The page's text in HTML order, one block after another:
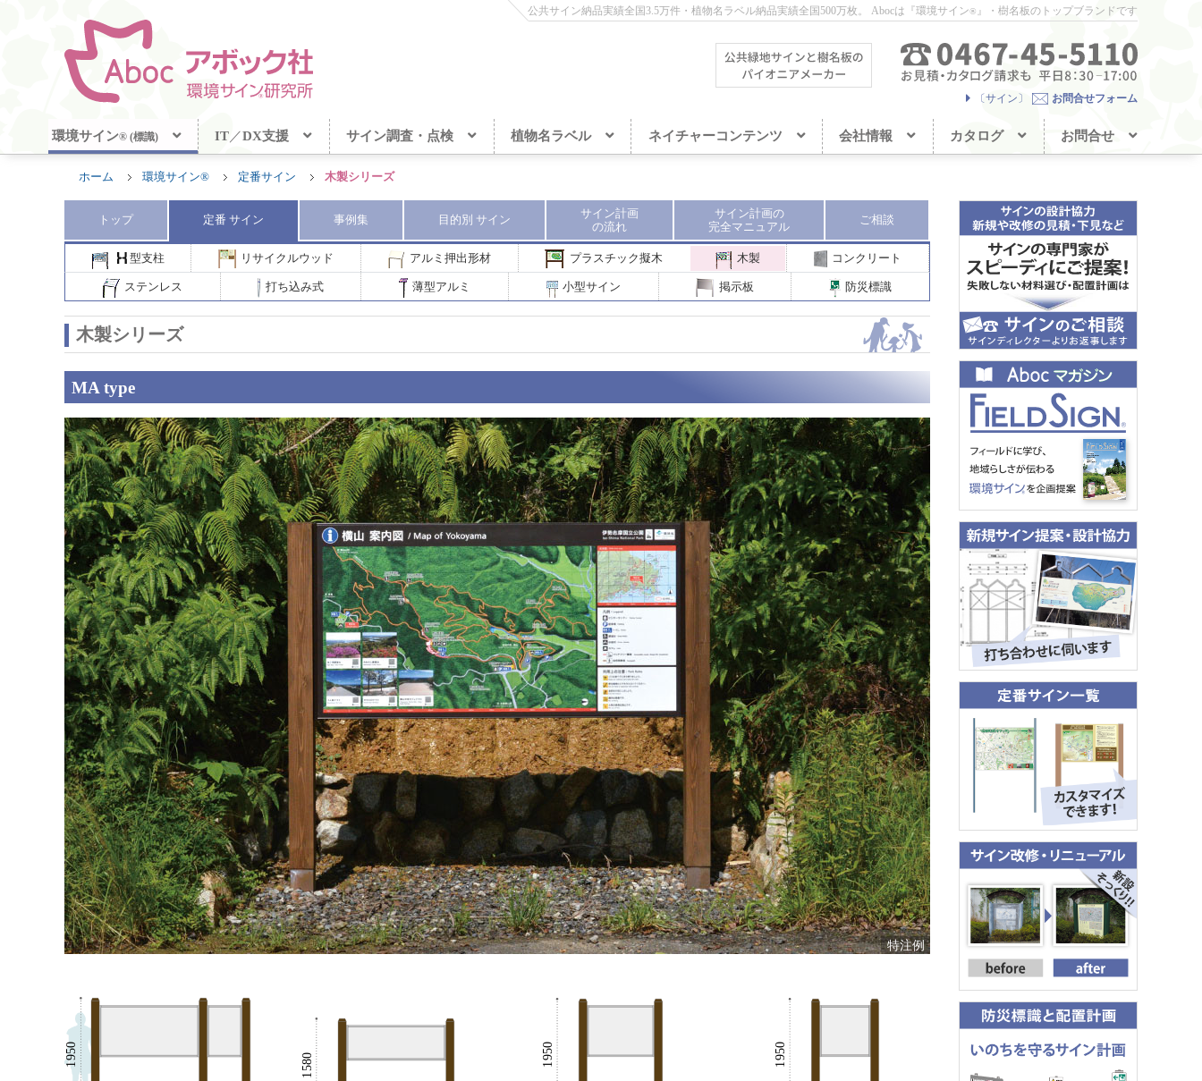
公共サイン納品実績全国3.5万件・植物名ラベル納品実績全国500万枚。 Abocは『環境サイン® 』・樹名板のトップブランドです
〔サイン〕 お問合せフォーム
環境サイン® (標識) IT／DX支援 サイン調査・点検 植物名ラベル ネイチャーコンテンツ 会社情報 カタログ お問合せ
ホーム 環境サイン® 定番サイン 木製シリーズ
トップ 定番 サイン 事例集 目的別 サイン
サイン計画
の流れ
サイン計画の
完全マニュアル
ご相談
型支柱 リサイクルウッド アルミ押出形材 プラスチック擬木 木製 コンクリート
ステンレス 打ち込み式 薄型アルミ 小型サイン 掲示板 防災標識
木製シリーズ
MA type
特注例